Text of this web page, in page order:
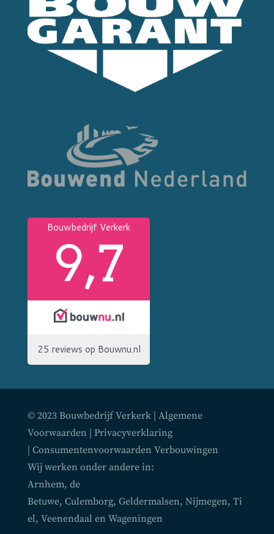
© 2023 Bouwbedrijf Verkerk | Algemene
Voorwaarden | Privacyverklaring
| Consumentenvoorwaarden Verbouwingen
Wij werken onder andere in:
Arnhem, de
Betuwe, Culemborg, Geldermalsen, Nijmegen, Ti
el, Veenendaalen Wageningen